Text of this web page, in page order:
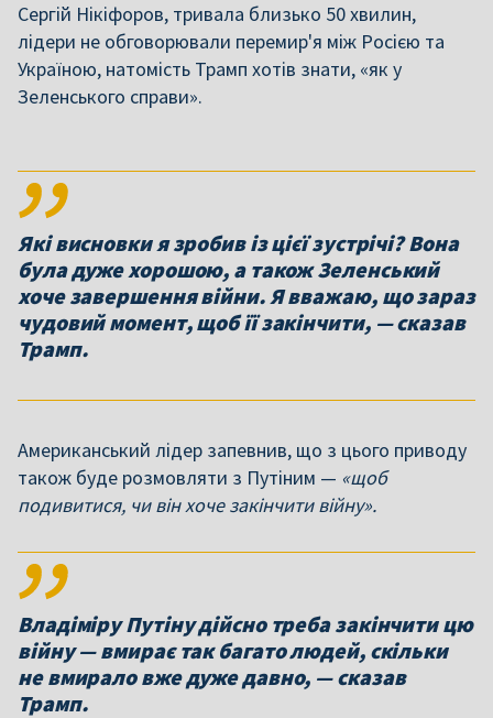
Сергій Нікіфоров, тривала близько 50 хвилин,
лідери не обговорювали перемир'я між Росією та
Україною, натомість Трамп хотів знати, «як у
Зеленського справи».
Які висновки я зробив із цієї зустрічі? Вона
була дуже хорошою, а також Зеленський
хоче завершення війни. Я вважаю, що зараз
чудовий момент, щоб її закінчити, — сказав
Трамп.
Американський лідер запевнив, що з цього приводу
також буде розмовляти з Путіним — «щоб
подивитися, чи він хоче закінчити війну».
Владіміру Путіну дійсно треба закінчити цю
війну — вмирає так багато людей, скільки
не вмирало вже дуже давно, — сказав
Трамп.